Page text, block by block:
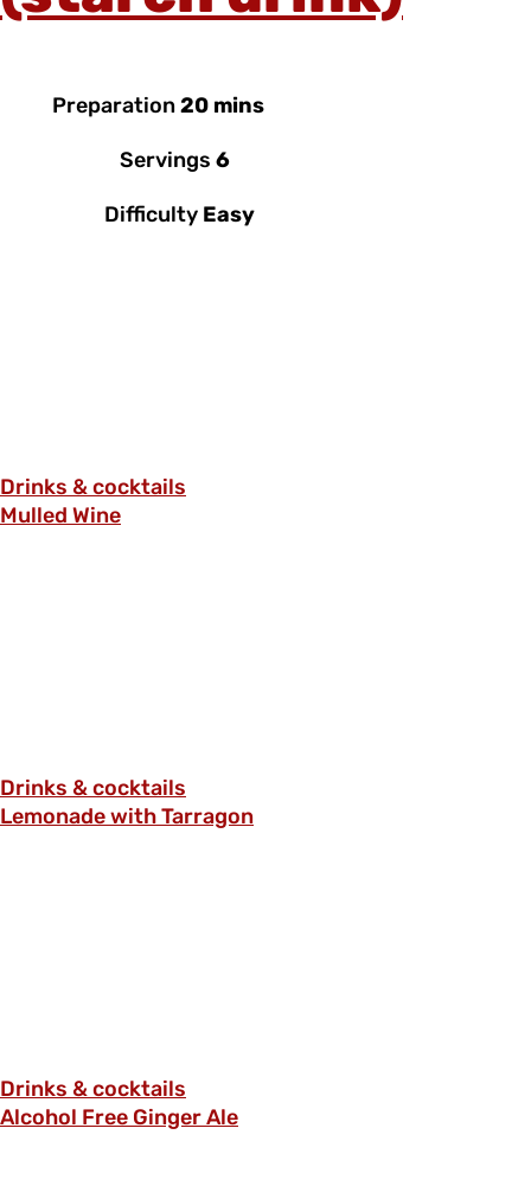
Preparation20 mins
Servings 6
Difficulty Easy
Drinks & cocktails
Mulled Wine
Drinks & cocktails
Lemonade with Tarragon
Drinks & cocktails
Alcohol Free Ginger Ale